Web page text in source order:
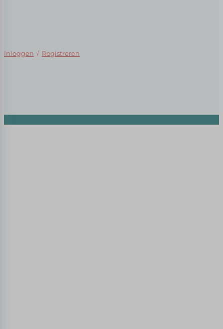
Inloggen / Registreren